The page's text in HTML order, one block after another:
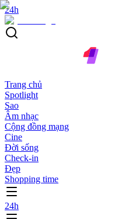
24h
Trang chủ
Spotlight
Sao
Âm nhạc
Cộng đồng mạng
Cine
Đời sống
Check-in
Đẹp
Shopping time
24h